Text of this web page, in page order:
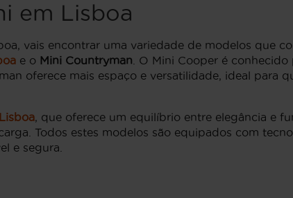
em Lisboa
vais encontrar uma variedade de modelos que
e o Mini Countryman . O Mini Cooper é
oferece mais espaço e versatilidade, ideal para
, que oferece um equilíbrio entre elegância e
Todos estes modelos são equipados com
e segura.